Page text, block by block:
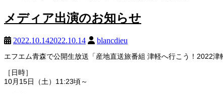
メディア出演のお知らせ
2022.10.142022.10.14 blancdieu
エフエム青森で公開生放送「産地直送旅番組 津軽へ行こう！2022
［日時］
10月15日（土）11:23頃～